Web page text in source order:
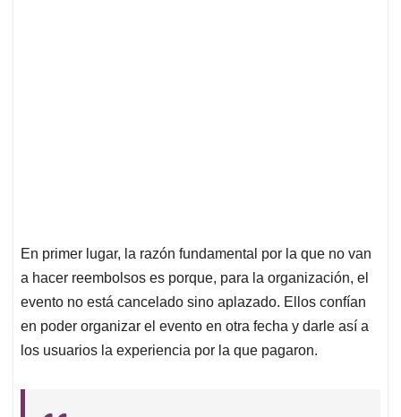
En primer lugar, la razón fundamental por la que no van
a hacer reembolsos es porque, para la organización, el
evento no está cancelado sino aplazado. Ellos confían
en poder organizar el evento en otra fecha y darle así a
los usuarios la experiencia por la que pagaron.